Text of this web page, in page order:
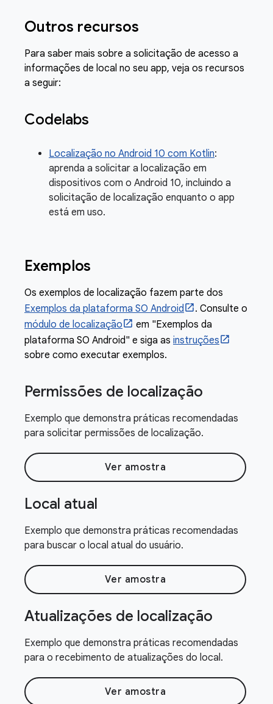
Outros recursos
Para saber mais sobre a solicitação de acesso a
informações de local no seu app, veja os recursos
a seguir:
Codelabs
Localização no Android 10 com Kotlin:
aprenda a solicitar a localização em
dispositivos com o Android 10, incluindo a
solicitação de localização enquanto o app
está em uso.
Exemplos
Os exemplos de localização fazem parte dos
Exemplos da plataforma SO Android
. Consulte o
módulo de localização
em "Exemplos da
plataforma SO Android" e siga as instruções
sobre como executar exemplos.
Permissões de localização
Exemplo que demonstra práticas recomendadas
para solicitar permissões de localização.
Ver amostra
Local atual
Exemplo que demonstra práticas recomendadas
para buscar o local atual do usuário.
Ver amostra
Atualizações de localização
Exemplo que demonstra práticas recomendadas
para o recebimento de atualizações do local.
Ver amostra